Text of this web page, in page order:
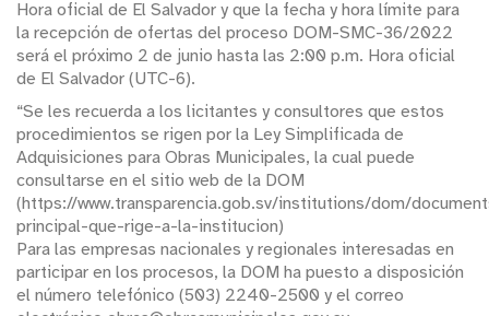
Hora oficial de El Salvador y que la fecha y hora límite para
la recepción de ofertas del proceso DOM-SMC-36/2022
será el próximo 2 de junio hasta las 2:00 p.m. Hora oficial
de El Salvador (UTC-6).
“Se les recuerda a los licitantes y consultores que estos
procedimientos se rigen por la Ley Simplificada de
Adquisiciones para Obras Municipales, la cual puede
consultarse en el sitio web de la DOM
(https://www.transparencia.gob.sv/institutions/dom/
principal-que-rige-a-la-institucion)
Para las empresas nacionales y regionales interesadas en
participar en los procesos, la DOM ha puesto a disposición
el número telefónico (503) 2240-2500 y el correo